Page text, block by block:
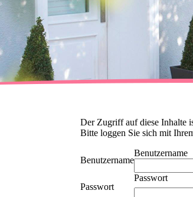
Der Zugriff auf diese Inhalte
Bitte loggen Sie sich mit
Benutzername
Benutzername
Passwort
Passwort